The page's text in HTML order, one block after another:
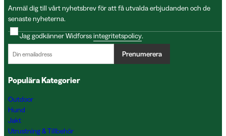
Anmäl dig till vårt nyhetsbrev för att få utvalda erbjudanden och de
senaste nyheterna.
Jag godkänner Widforssintegritetspolicy.
Prenumerera
Populära Kategorier
Outdoor
Hund
Jakt
Utrustning & Tillbehör